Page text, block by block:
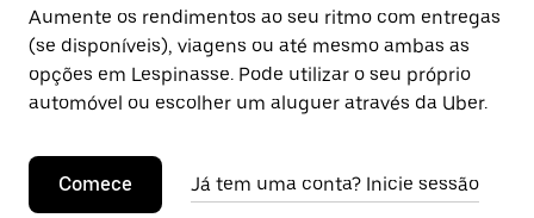
Aumente os rendimentos ao seu ritmo com entregas
(se disponíveis), viagens ou até mesmo ambas as
opções em Lespinasse. Pode utilizar o seu próprio
automóvel ou escolher um aluguer através da Uber.
Comece Já tem uma conta? Inicie sessão